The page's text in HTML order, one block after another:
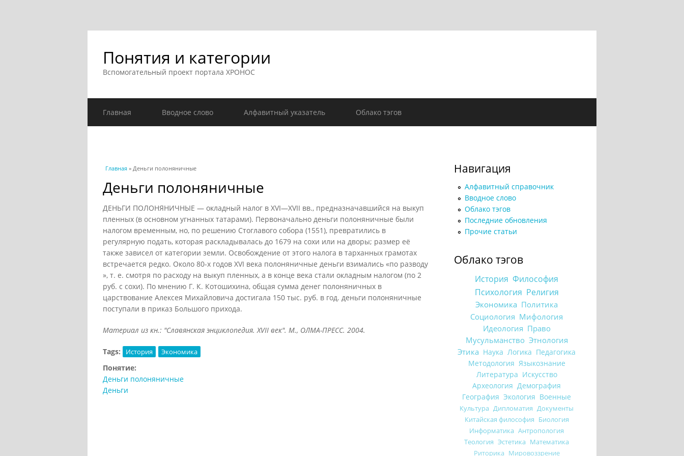
Понятия и категории
Вспомогательный проект портала ХРОНОС
Главная Вводное слово Алфавитный указатель Облако тэгов
Вы здесь
Главная » Деньги полоняничные
Деньги полоняничные
ДЕНЬГИ ПОЛОНЯНИЧНЫЕ — окладный налог в XVI—XVII вв., предназначавшийся на выкуп
пленных (в основном угнанных татарами). Первоначально деньги полоняничные были
налогом временным, но, по решению Стоглавого собора (1551), превратились в
регулярную подать, которая раскладывалась до 1679 на сохи или на дворы; размер её
также зависел от категории земли. Освобождение от этого налога в тарханных грамотах
встречается редко. Около 80-х годов XVI века полоняничные деньги взимались «по разводу
», т. е. смотря по расходу на выкуп пленных, а в конце века стали окладным налогом (по 2
руб. с сохи). По мнению Г. К. Котошихина, общая сумма денег полоняничных в
царствование Алексея Михайловича достигала 150 тыс. руб. в год. деньги полоняничные
поступали в приказ Большого прихода.
Материал из кн.: "Славянская энциклопедия. XVII век". М., ОЛМА-ПРЕСС. 2004.
Tags: История Экономика
Понятие:
Деньги полоняничные
Деньги
Навигация
Алфавитный справочник
Вводное слово
Облако тэгов
Последние обновления
Прочие статьи
Облако тэгов
История Философия
Психология Религия
Экономика Политика
Социология Мифология
Идеология Право
Мусульманство Этнология
Этика Наука Логика Педагогика
Методология Языкознание
Литература Искусство
Археология Демография
География Экология Военные
Культура Дипломатия Документы
Китайская философия Биология
Информатика Антропология
Теология Эстетика Математика
Риторика Мировоззрение